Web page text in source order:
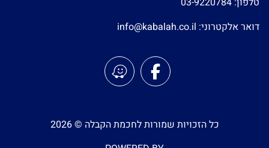
דואר אלקטרוני: info@kabalah.co.il
כל הזכויות שמורות לחכמת הקבלה © 2026